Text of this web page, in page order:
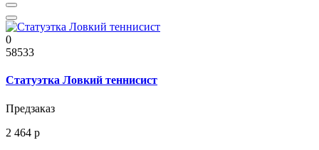
0
58533
Статуэтка Ловкий теннисист
Предзаказ
2 464 р